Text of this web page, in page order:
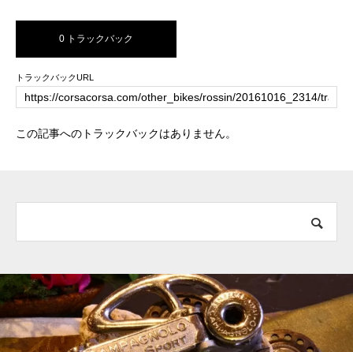
0 トラックバック
トラックバックURL
この記事へのトラックバックはありません。